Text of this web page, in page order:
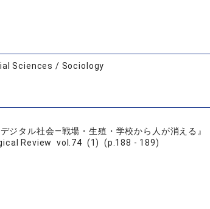
Sciences / Sociology
ジタル社会―戦場・生殖・学校から人が消える』
Review vol.74 (1) (p.188 - 189)